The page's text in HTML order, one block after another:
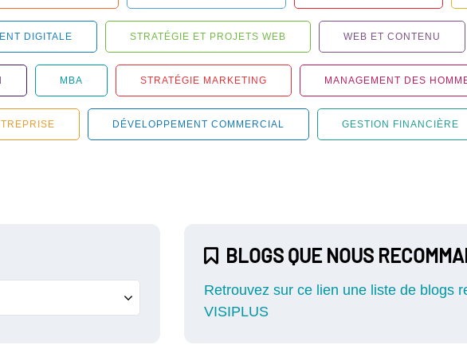
DIGITALE STRATÉGIE ET PROJETS WEB WEB ET CONTENU
MBA STRATÉGIE MARKETING MANAGEMENT DES
DÉVELOPPEMENT COMMERCIAL GESTION FINANCIÈRE
BLOGS QUE NOUS
Retrouvez sur ce lien une liste de blogs
VISIPLUS